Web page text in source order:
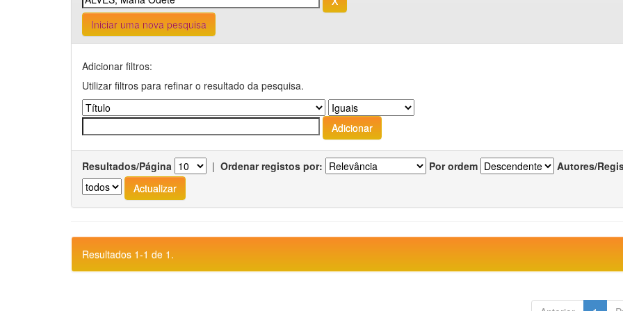
Iniciar uma nova pesquisa
Adicionar filtros:
Utilizar filtros para refinar o resultado da pesquisa.
Resultados/Página | Ordenar registos por: Por ordem Autores/
Resultados 1-1 de 1.